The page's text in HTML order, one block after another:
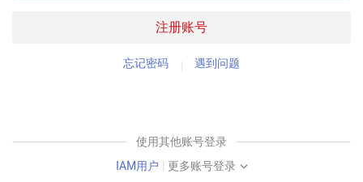
注册账号
忘记密码 遇到问题
使用其他账号登录
IAM用户 | 更多账号登录